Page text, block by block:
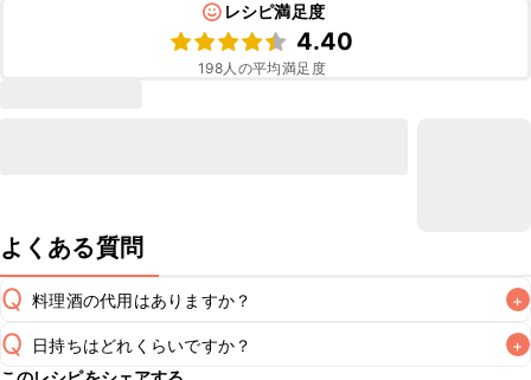
レシピ満足度
4.40
198人の平均満足度
よくある質問
Q 料理酒の代用はありますか？ +
A
Q 日持ちはどれくらいですか？
+